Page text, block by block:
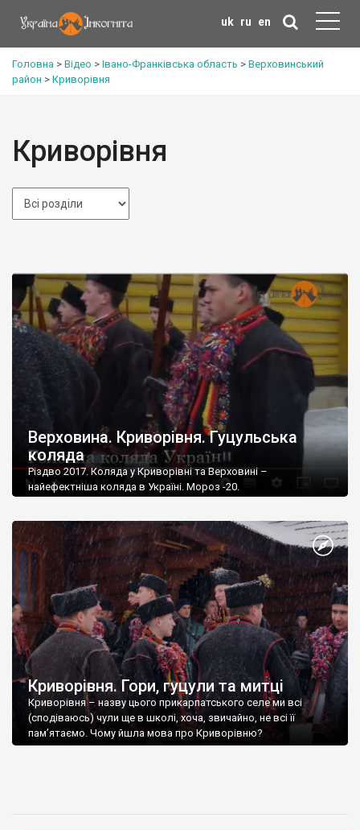
uk ru en
Головна > Відео > Івано-Франківська область > Верховинський
район > Криворівня
Криворівня
Верховина. Криворівня. Гуцульська
коляда
Різдво 2017. Коляда у Криворівні та Верховині –
найефектніша коляда в Україні. Мороз -20.
Криворівня. Гори, гуцули та митці
Криворівня – назву цього прикарпатського селе ми всі
(сподіваюсь) чули ще в школі, хоча, звичайно, не всі її
пам’ятаємо. Чому йшла мова про Криворівню?